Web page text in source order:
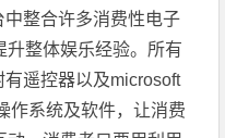
整合许多消费性电子
升整体娱乐经验。所有
遥控器以及microsoft
作系统及软件，让消费